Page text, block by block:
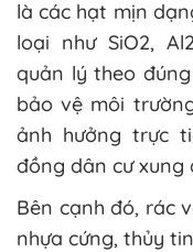
là các hạt mịn
loại như SiO2,
quản lý theo đúng
bảo vệ môi
ảnh hưởng trực
đồng dân cư xung
Bên cạnh đó, rác
nhựa cứng, thủy